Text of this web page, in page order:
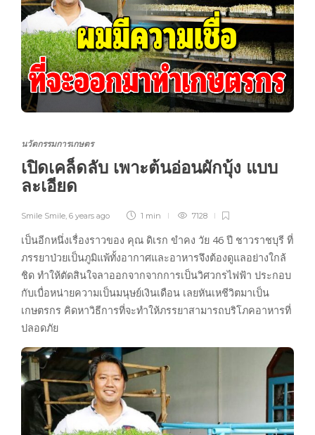
นวัตกรรมการเกษตร
เปิดเคล็ดลับ เพาะต้นอ่อนผักบุ้ง แบบ
ละเอียด
Smile Smile 6 years ago 1 min 7128
เป็นอีกหนึ่งเรื่องราวของ คุณ ดิเรก ขำคง วัย 46 ปี ชาวราชบุรี ที่
ภรรยาป่วยเป็นภูมิแพ้ทั้งอากาศและอาหารจึงต้องดูแลอย่างใกล้
ชิด ทำให้ตัดสินใจลาออกจากจากการเป็นวิศวกรไฟฟ้า ประกอบ
กับเบื่อหน่ายความเป็นมนุษย์เงินเดือน เลยหันเหชีวิตมาเป็น
เกษตรกร คิดหาวิธีการที่จะทำให้ภรรยาสามารถบริโภคอาหารที่
ปลอดภัย